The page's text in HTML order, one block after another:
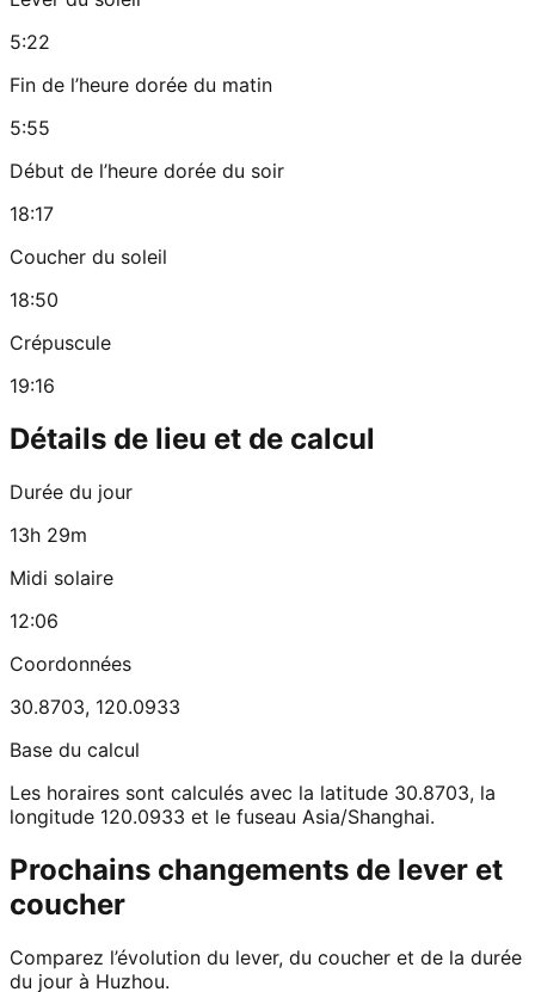
5:22
Fin de l’heure dorée du matin
5:55
Début de l’heure dorée du soir
18:17
Coucher du soleil
18:50
Crépuscule
19:16
Détails de lieu et de calcul
Durée du jour
13h 29m
Midi solaire
12:06
Coordonnées
30.8703, 120.0933
Base du calcul
Les horaires sont calculés avec la latitude 30.8703, la
longitude 120.0933 et le fuseau Asia/Shanghai.
Prochains changements de lever et
coucher
Comparez l’évolution du lever, du coucher et de la durée
du jour à Huzhou.